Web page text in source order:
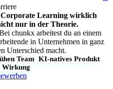
Learning wirklich
nur in der Theorie.
chunkx arbeitest du an einem
in Unternehmen in ganz
Unterschied macht.
Team KI-natives Produkt
Wirkung